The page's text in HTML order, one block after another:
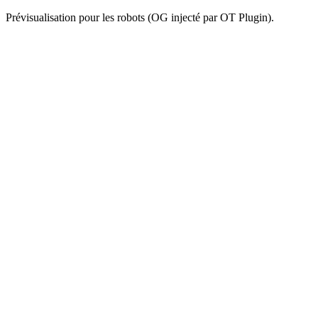
Prévisualisation pour les robots (OG injecté par OT Plugin).